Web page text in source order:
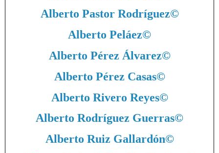
Alberto Pastor Rodríguez©
Alberto Peláez©
Alberto Pérez Álvarez©
Alberto Pérez Casas©
Alberto Rivero Reyes©
Alberto Rodríguez Guerras©
Alberto Ruiz Gallardón©